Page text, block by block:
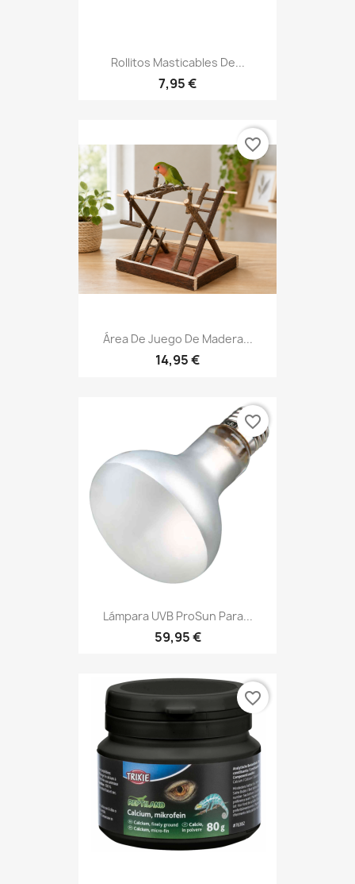
Rollitos Masticables De...
7,95 €
Área De Juego De Madera...
14,95 €
favorite_border
Lámpara UVB ProSun Para...
59,95 €
favorite_border
favorite_border